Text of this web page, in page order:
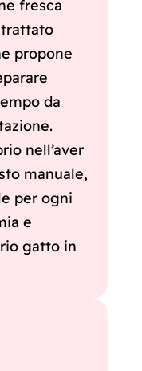
fresca
propone
da
nell’aver
manuale,
per ogni
e
gatto in